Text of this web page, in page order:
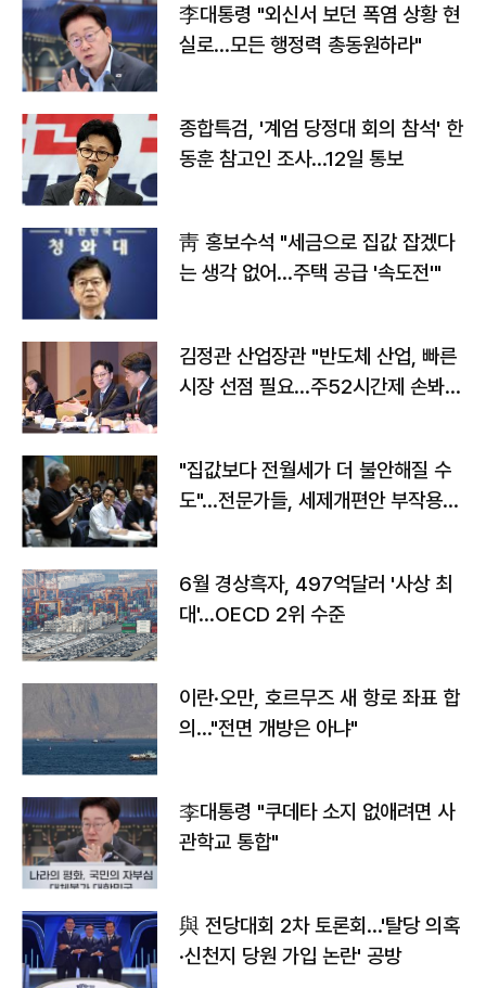
李대통령 "외신서 보던 폭염 상황 현
실로…모든 행정력 총동원하라"
종합특검, '계엄 당정대 회의 참석' 한
동훈 참고인 조사...12일 통보
靑 홍보수석 "세금으로 집값 잡겠다
는 생각 없어…주택 공급 '속도전'"
김정관 산업장관 "반도체 산업, 빠른
시장 선점 필요…주52시간제 손봐
"집값보다 전월세가 더 불안해질 수
도"…전문가들, 세제개편안 부작용
6월 경상흑자, 497억달러 '사상 최
대'…OECD 2위 수준
이란·오만, 호르무즈 새 항로 좌표 합
의…"전면 개방은 아냐"
李대통령 "쿠데타 소지 없애려면 사
관학교 통합"
與 전당대회 2차 토론회…'탈당 의혹
·신천지 당원 가입 논란' 공방